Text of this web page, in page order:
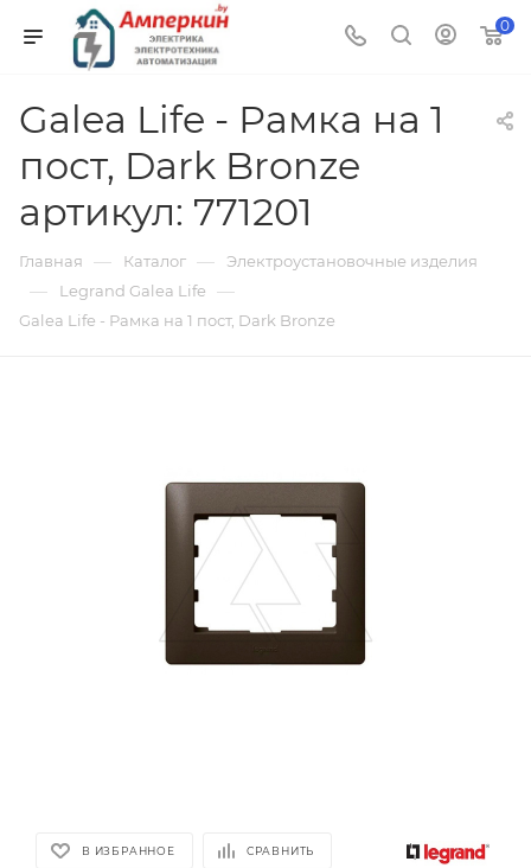
0
Galea Life - Рамка на 1
пост, Dark Bronze
артикул: 771201
Главная — Каталог — Электроустановочные изделия
— Legrand Galea Life —
Galea Life - Рамка на 1 пост, Dark Bronze
В ИЗБРАННОЕ СРАВНИТЬ